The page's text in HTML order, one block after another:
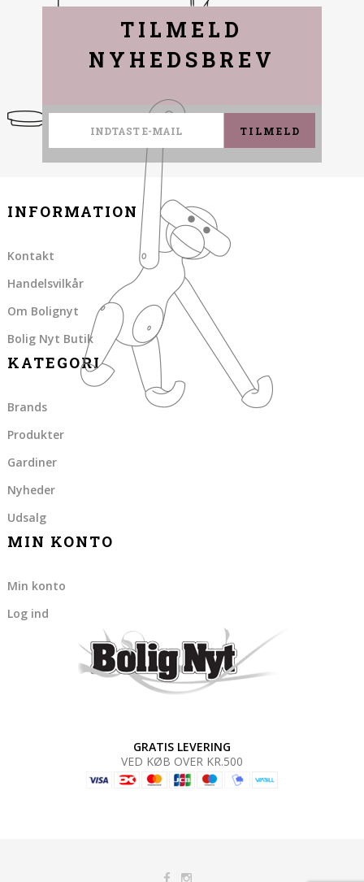
TILMELD
NYHEDSBREV
TILMELD
INFORMATION
Kontakt
Handelsvilkår
Om Bolignyt
Bolig Nyt Butik
KATEGORI
Brands
Produkter
Gardiner
Nyheder
Udsalg
MIN KONTO
Min konto
Log ind
GRATIS LEVERING
VED KØB OVER KR.500